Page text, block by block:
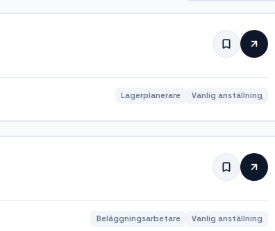
Lagerplanerare Vanlig anställning
Beläggningsarbetare Vanlig anställning